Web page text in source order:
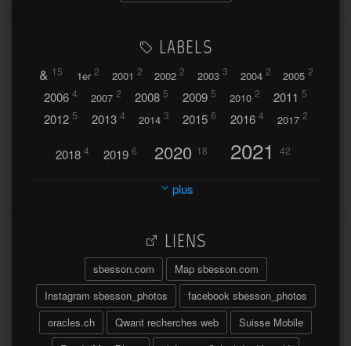
LABELS
& 15 1er 2 2001 2 2002 2 2003 3 2004 2 2005 2
2006 4 2007 2 2008 5 2009 5 2010 2 2011 5
2012 5 2013 4 2014 3 2015 6 2016 4 2017 2
2018 4 2019 6 2020 18 2021 42
2023 32
2026
A travers l'hublot 17 Abländschen 3
Açores 2004 64 Adelboden 2
Adonis 6
plus
LIENS
sbesson.com
Map sbesson.com
Instagram sbesson_photos
facebook sbesson_photos
oracles.ch
Qwant recherches web
Suisse Mobile